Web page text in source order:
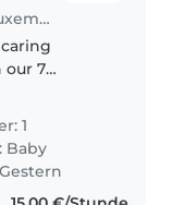
Babysitter Job in Luxemburg
our 7
ready to
who
1
Baby